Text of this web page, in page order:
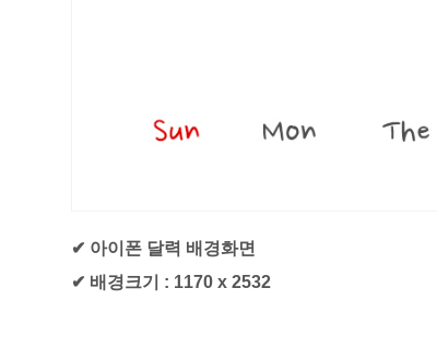
✔ 아이폰 달력 배경화면
✔ 배경크기 : 1170 x 2532